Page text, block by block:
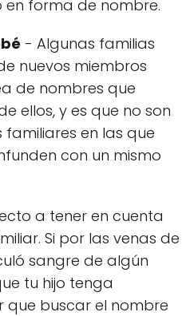
en forma de nombre.
- Algunas familias
nuevos miembros
de nombres que
ellos, y es que no son
familiares en las que
con un mismo
a tener en cuenta
Si por las venas de
sangre de algún
tu hijo tenga
que buscar el nombre